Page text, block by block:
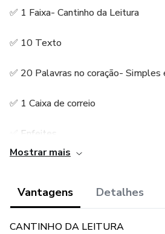
✅ 1 Faixa- Cantinho da Leitura
✅ 10 Texto
✅ 20 Palavras no coração- Simples
✅ 1 Caixa de correio
✅ Enfeites
🏆 Troféu - Para o grande leitor do
🏅 Medalha -Para o leitor
Mostrar mais
Vantagens Detalhes
CANTINHO DA LEITURA